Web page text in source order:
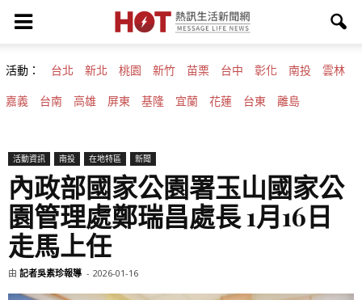
活動： 台北 新北 桃園 新竹 苗栗 台中 彰化 南投 雲林
嘉義 台南 高雄 屏東 基隆 宜蘭 花蓮 台東 離島
活動資訊 南投 在地特區 新聞
內政部國家公園署玉山國家公
園管理處鄭瑞昌處長 1月16日
走馬上任
由 記者吳素珍報導 - 2026-01-16